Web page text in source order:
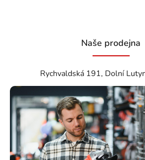
Naše prodejna
Rychvaldská 191, Dolní